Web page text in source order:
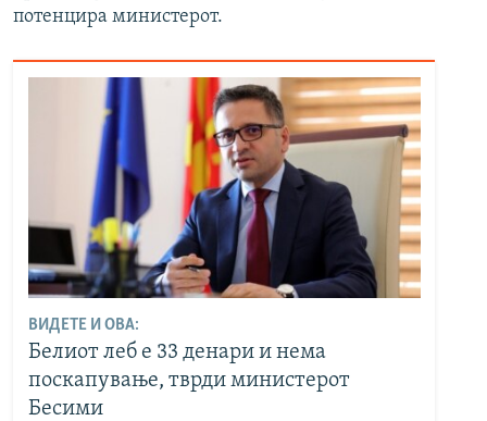
потенцира министерот.
ВИДЕТЕ И ОВА:
Белиот леб е 33 денари и нема
поскапување, тврди министерот
Бесими